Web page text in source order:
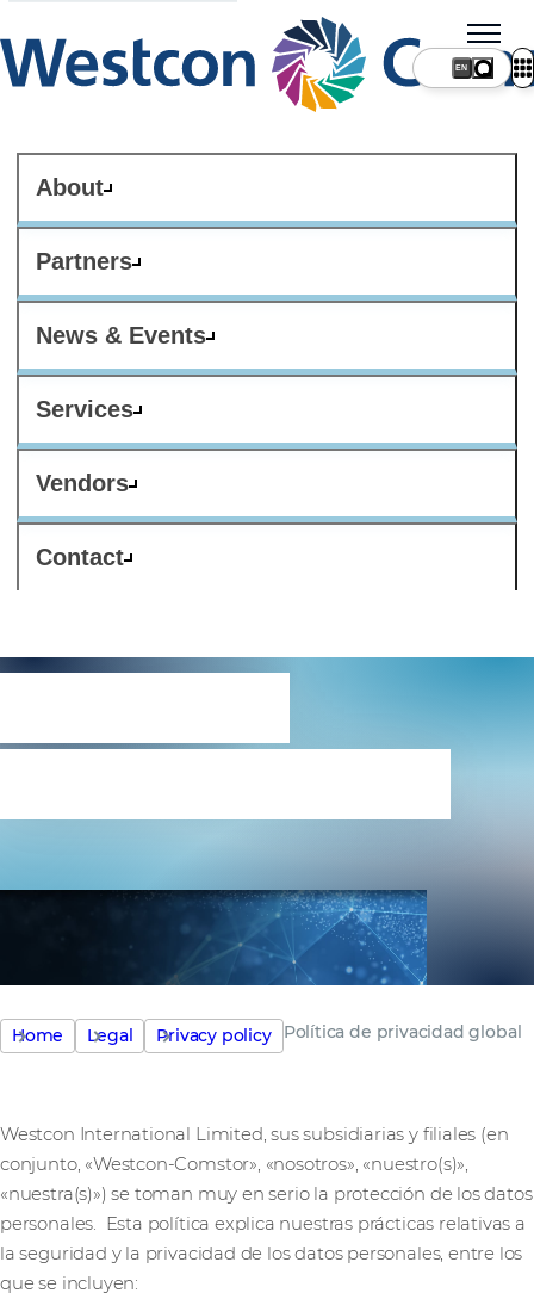
About
Partners
News & Events
Services
Vendors
Contact
Home Legal Privacy policy Política de privacidad global
Westcon International Limited, sus subsidiarias y filiales (en
conjunto, «Westcon-Comstor», «nosotros», «nuestro(s)»,
«nuestra(s)») se toman muy en serio la protección de los datos
personales. Esta política explica nuestras prácticas relativas a
la seguridad y la privacidad de los datos personales, entre los
que se incluyen: